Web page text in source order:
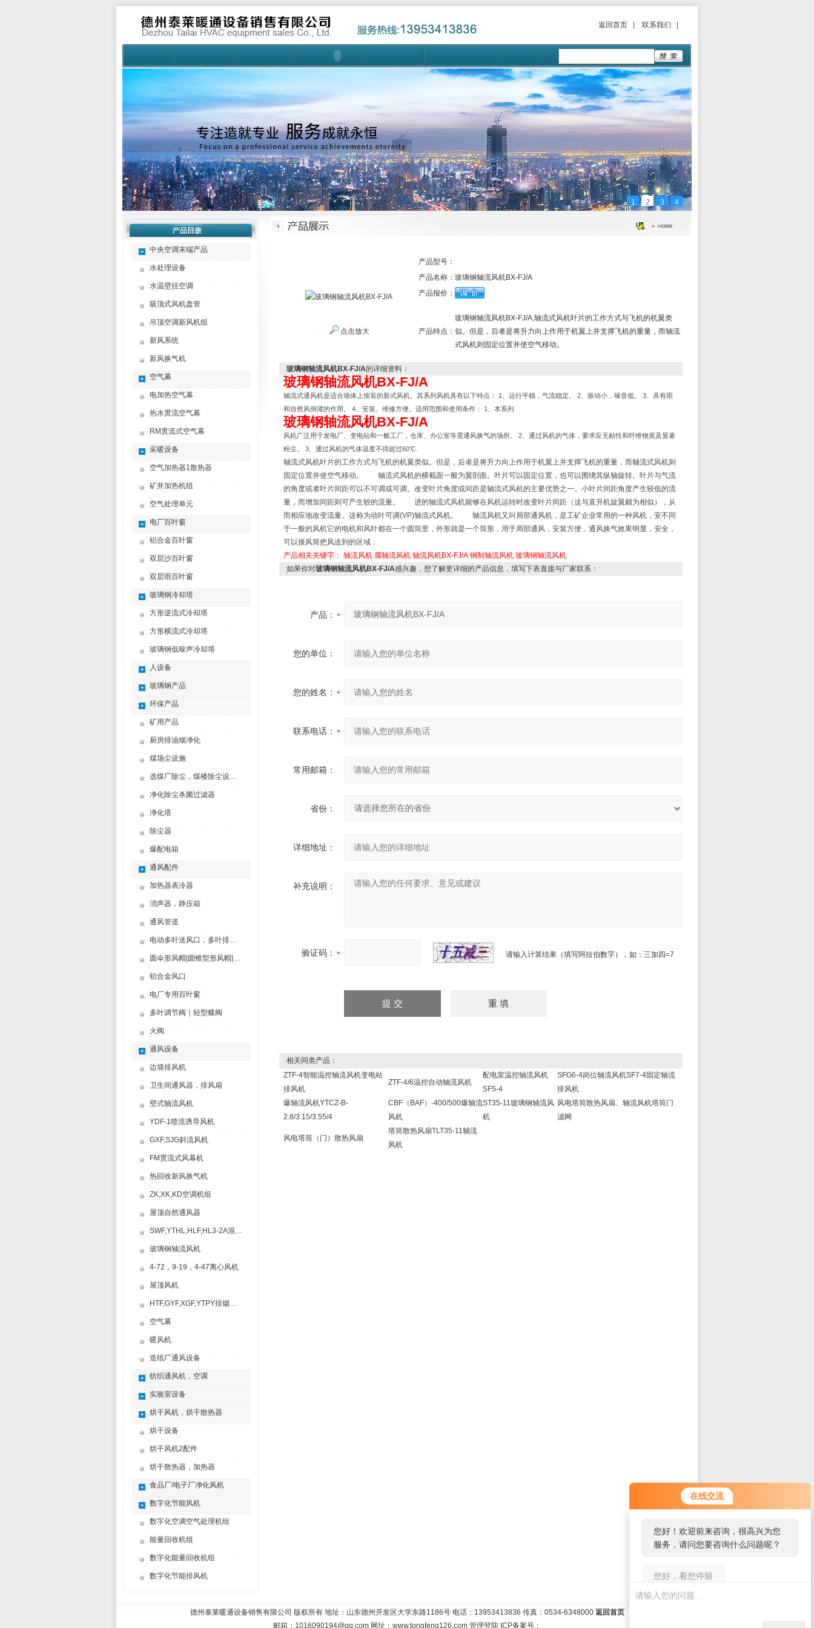
在线交流
您好！欢迎前来咨询，很高兴为您
服务，请问您要咨询什么问题呢？
您好，看您停留很久了，是否找到
了需求产品，您可以直接在线与我
返回首页| 联系我们
1 2 3 4
中央空调末端产品
水处理设备
水温壁挂空调
吸顶式风机盘管
吊顶空调新风机组
新风系统
新风换气机
空气幕
电加热空气幕
热水贯流空气幕
RM贯流式空气幕
采暖设备
空气加热器1散热器
矿井加热机组
空气处理单元
电厂百叶窗
铝合金百叶窗
双层沙百叶窗
双层雨百叶窗
玻璃钢冷却塔
方形逆流式冷却塔
方形横流式冷却塔
玻璃钢低噪声冷却塔
人设备
玻璃钢产品
环保产品
矿用产品
厨房排油烟净化
煤场尘设施
选煤厂除尘，煤楼除尘设计制造方案
净化除尘杀菌过滤器
净化塔
除尘器
爆配电箱
通风配件
加热器表冷器
消声器，静压箱
通风管道
电动多叶送风口，多叶排烟口
圆伞形风帽|圆锥型形风帽|筒形风帽
铝合金风口
电厂专用百叶窗
多叶调节阀｜轻型蝶阀
火阀
通风设备
边墙排风机
卫生间通风器，排风扇
壁式轴流风机
YDF-1喷流诱导风机
GXF,SJG斜流风机
FM贯流式风幕机
热回收新风换气机
ZK,XK,KD空调机组
屋顶自然通风器
SWF,YTHL,HLF,HL3-2A混流风机
玻璃钢轴流风机
4-72，9-19，4-47离心风机
屋顶风机
HTF,GYF,XGF,YTPY排烟风机
空气幕
暖风机
造纸厂通风设备
纺织通风机，空调
实验室设备
烘干风机，烘干散热器
烘干设备
烘干风机2配件
烘干散热器，加热器
食品厂/电子厂净化风机
数字化节能风机
数字化空调空气处理机组
能量回收机组
数字化能量回收机组
数字化节能排风机
点击放大
产品型号：
产品名称： 玻璃钢轴流风机BX-FJ/A
产品报价：
产品特点：
玻璃钢轴流风机BX-FJ/A,轴流式风机叶片的工作方式与飞机的机翼类
似。但是，后者是将升力向上作用于机翼上并支撑飞机的重量，而轴流
式风机则固定位置并使空气移动。
玻璃钢轴流风机BX-FJ/A的详细资料：
玻璃钢轴流风机BX-FJ/A
轴流式通风机是适合墙体上按装的新式风机。其系列风机具有以下特点： 1 、运行平稳，气流稳定。 2 、振动小，噪音低。 3 、具有雨
和自然风倒灌的作用。
4 、安装、维修方便。适用范围和使用条件： 1 、本系列
玻璃钢轴流风机BX-FJ/A
风机广泛用于发电厂、变电站和一般工厂，仓库、办公室等需通风换气的场所。 2 、通过风机的气体，要求应无粘性和纤维物质及显著
粉尘。
3 、通过风机的气体温度不得超过60℃
轴流式风机叶片的工作方式与飞机的机翼类似。但是，后者是将升力向上作用于机翼上并支撑飞机的重量，而轴流式风机则
固定位置并使空气移动。
轴流式风机的横截面一般为翼剖面。叶片可以固定位置，也可以围绕其纵轴旋转。叶片与气流
的角度或者叶片间距可以不可调或可调。改变叶片角度或间距是轴流式风机的主要优势之一。小叶片间距角度产生较低的流
量，而增加间距则可产生较的流量。
进的轴流式风机能够在风机运转时改变叶片间距（这与直升机旋翼颇为相似），从
而相应地改变流量。这称为动叶可调(VP)轴流式风机。
轴流风机又叫局部通风机，是工矿企业常用的一种风机，安不同
于一般的风机它的电机和风叶都在一个圆筒里，外形就是一个筒形，用于局部通风，安装方便，通风换气效果明显，安全，
可以接风筒把风送到的区域．
产品相关关键字： 轴流风机 腐轴流风机 轴流风机BX-FJ/A 钢制轴流风机 玻璃钢轴流风机
如果你对玻璃钢轴流风机BX-FJ/A感兴趣，想了解更详细的产品信息，填写下表直接与厂家联系：
产品：
您的单位：
您的姓名：
联系电话：
常用邮箱：
省份：
详细地址：
补充说明：
验证码： 请输入计算结果（填写阿拉伯数字），如：三加四=7
相关同类产品：
ZTF-4智能温控轴流风机变电站
排风机
ZTF-4/6温控自动轴流风机
配电室温控轴流风机
SF5-4
SFG6-4岗位轴流风机SF7-4固定轴流
排风机
爆轴流风机YTCZ-B-
2.8/3.15/3.55/4
CBF（BAF）-400/500爆轴流
风机
ST35-11玻璃钢轴流风
机
风电塔筒散热风扇、轴流风机塔筒门
滤网
风电塔筒（门）散热风扇
塔筒散热风扇TLT35-11轴流
风机
德州泰莱暖通设备销售有限公司 版权所有 地址：山东德州开发区大学东路1186号 电话：13953413836 传真：0534-6348000 返回首页
邮箱： 1016090194@qq.com网址： www.tongfeng126.com 管理登陆ICP备案号：